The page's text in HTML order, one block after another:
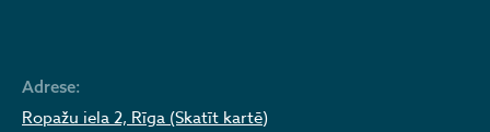
Adrese:
Ropažu iela 2, Rīga (Skatīt kartē)